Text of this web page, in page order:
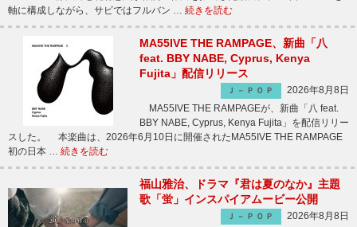
軸に構成しながら、サビではフルバン … 続きを読む
MA55IVE THE RAMPAGE、新曲「八
feat. BBY NABE, Cyprus, Kenya
Fujita」配信リリース
Ｊ－ＰＯＰ
2026年8月8日
MA55IVE THE RAMPAGEが、新曲「八 feat.
BBY NABE, Cyprus, Kenya Fujita」を配信リリー
スした。 本楽曲は、2026年6月10日に開催されたMA55IVE THE RAMPAGE
初の日本 … 続きを読む
福山雅治、ドラマ『君は夏のなか』主題
歌「蛍」インスパイアムービー公開
Ｊ－ＰＯＰ
2026年8月8日